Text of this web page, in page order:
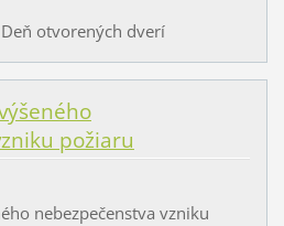
otvorených dverí
požiaru
nebezpečenstva vzniku